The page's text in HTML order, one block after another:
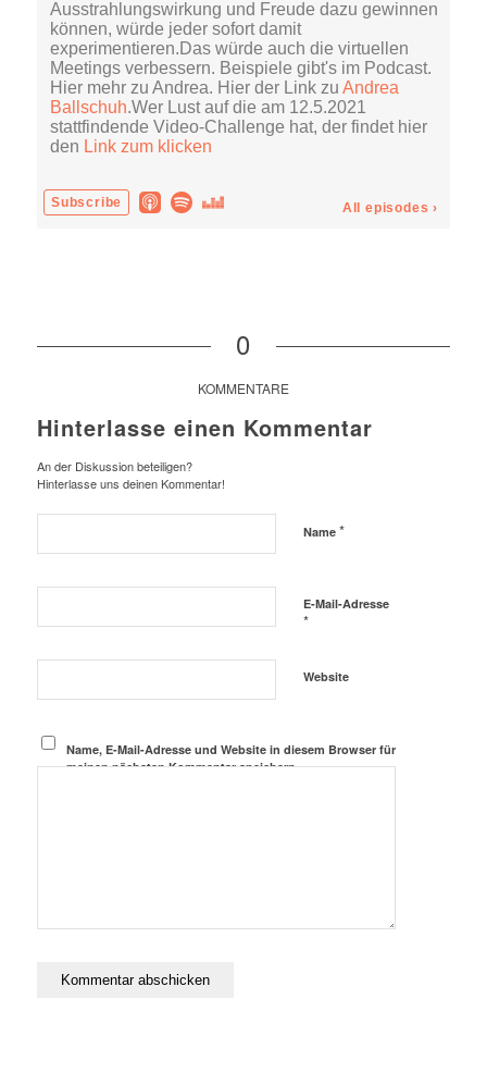
0
KOMMENTARE
Hinterlasse einen Kommentar
An der Diskussion beteiligen?
Hinterlasse uns deinen Kommentar!
Name *
E-Mail-Adresse
*
Website
Name, E-Mail-Adresse und Website in diesem Browser für
meinen nächsten Kommentar speichern.